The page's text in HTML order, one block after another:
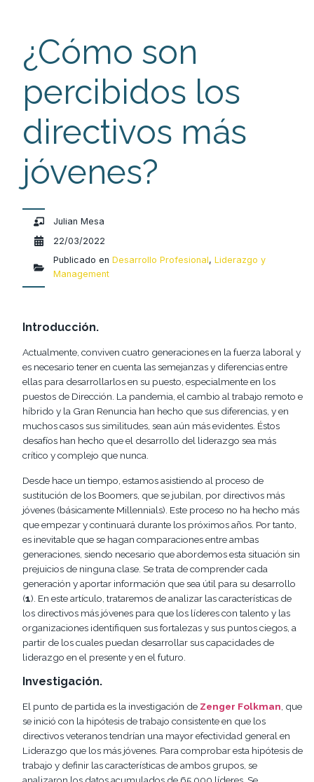
¿Cómo son
percibidos los
directivos más
jóvenes?
Julian Mesa
22/03/2022
Publicado en Desarrollo Profesional,Liderazgo y
Management
Introducción.
Actualmente, conviven cuatro generaciones en la fuerza laboral y
es necesario tener en cuenta las semejanzas y diferencias entre
ellas para desarrollarlos en su puesto, especialmente en los
puestos de Dirección. La pandemia, el cambio al trabajo remoto e
híbrido y la Gran Renuncia han hecho que sus diferencias, y en
muchos casos sus similitudes, sean aún más evidentes. Éstos
desafíos han hecho que el desarrollo del liderazgo sea más
crítico y complejo que nunca.
Desde hace un tiempo, estamos asistiendo al proceso de
sustitución de los Boomers, que se jubilan, por directivos más
jóvenes (básicamente Millennials). Este proceso no ha hecho más
que empezar y continuará durante los próximos años. Por tanto,
es inevitable que se hagan comparaciones entre ambas
generaciones, siendo necesario que abordemos esta situación sin
prejuicios de ninguna clase. Se trata de comprender cada
generación y aportar información que sea útil para su desarrollo
(1). En este artículo, trataremos de analizar las características de
los directivos más jóvenes para que los líderes con talento y las
organizaciones identifiquen sus fortalezas y sus puntos ciegos, a
partir de los cuales puedan desarrollar sus capacidades de
liderazgo en el presente y en el futuro.
Investigación.
El punto de partida es la investigación de Zenger Folkman , que
se inició con la hipótesis de trabajo consistente en que los
directivos veteranos tendrían una mayor efectividad general en
Liderazgo que los más jóvenes. Para comprobar esta hipótesis de
trabajo y definir las características de ambos grupos, se